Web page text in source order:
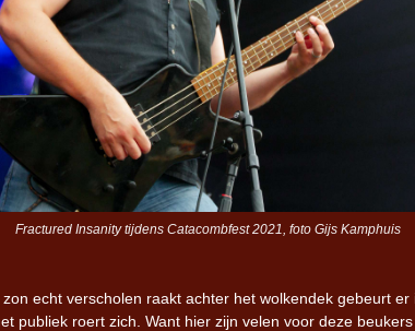
Fractured Insanity tijdens Catacombfest 2021, foto Gijs Kamphuis
zon echt verscholen raakt achter het wolkendek gebeurt er
publiek roert zich. Want hier zijn velen voor deze beukers